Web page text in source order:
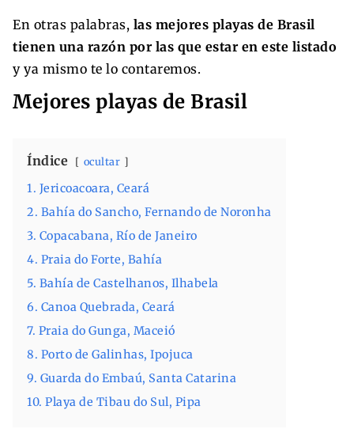
En otras palabras, las mejores playas de Brasil
tienen una razón por las que estar en este listado
y ya mismo te lo contaremos.
Mejores playas de Brasil
Índice ocultar
1. Jericoacoara, Ceará
2. Bahía do Sancho, Fernando de Noronha
3. Copacabana, Río de Janeiro
4. Praia do Forte, Bahía
5. Bahía de Castelhanos, Ilhabela
6. Canoa Quebrada, Ceará
7. Praia do Gunga, Maceió
8. Porto de Galinhas, Ipojuca
9. Guarda do Embaú, Santa Catarina
10. Playa de Tibau do Sul, Pipa